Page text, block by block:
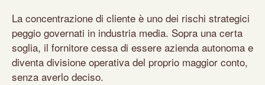
La concentrazione di cliente è uno dei rischi strategici
peggio governati in industria media. Sopra una certa
soglia, il fornitore cessa di essere azienda autonoma e
diventa divisione operativa del proprio maggior conto,
senza averlo deciso.